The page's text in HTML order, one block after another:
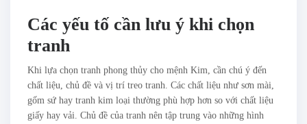
Các yếu tố cần lưu ý khi chọn
tranh
Khi lựa chọn tranh phong thủy cho mệnh Kim, cần chú ý đến
chất liệu, chủ đề và vị trí treo tranh. Các chất liệu như sơn mài,
gốm sứ hay tranh kim loại thường phù hợp hơn so với chất liệu
giấy hay vải. Chủ đề của tranh nên tập trung vào những hình